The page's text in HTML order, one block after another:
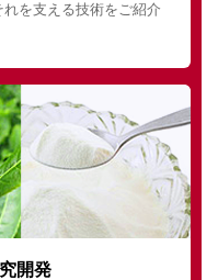
を支える技術をご紹介
開発